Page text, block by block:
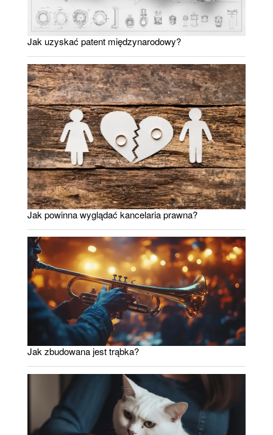
Jak uzyskać patent międzynarodowy?
Jak powinna wyglądać kancelaria prawna?
Jak zbudowana jest trąbka?